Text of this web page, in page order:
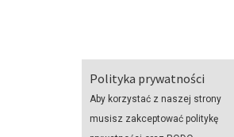
Polityka prywatności
Aby korzystać z naszej strony
musisz zakceptować politykę